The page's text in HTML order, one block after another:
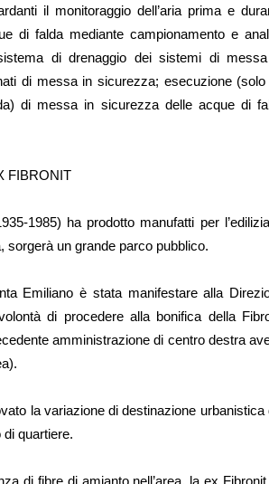
il monitoraggio dell’aria prima e
di falda mediante campionamento e
di drenaggio dei sistemi di
di messa in sicurezza; esecuzione
di messa in sicurezza delle acque di
FIBRONIT
1985) ha prodotto manufatti per
sorgerà un grande parco pubblico.
Emiliano è stata manifestare alla
di procedere alla bonifica della
amministrazione di centro destra
la variazione di destinazione urbanistica
quartiere.
di fibre di amianto nell’area, la ex